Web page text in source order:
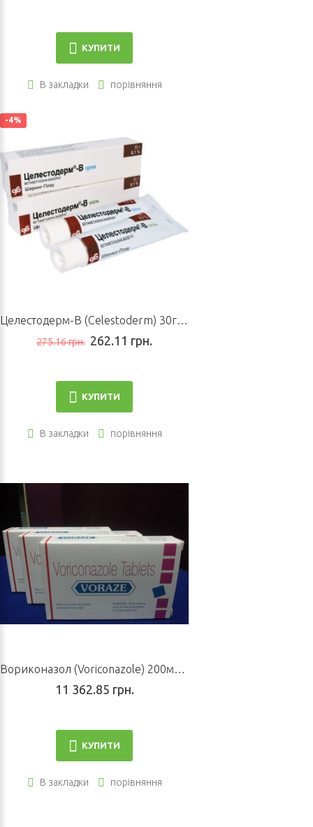
КУПИТИ
В закладки порівняння
-4%
275.16 грн. 262.11 грн.
КУПИТИ
В закладки порівняння
11 362.85 грн.
КУПИТИ
В закладки порівняння